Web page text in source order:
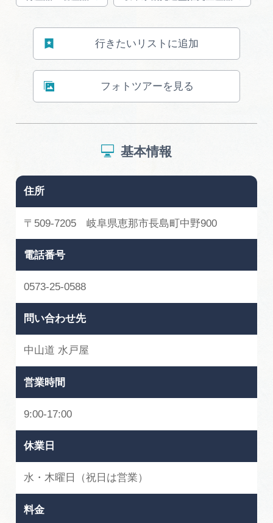
フォトライブラリー
動画ライブラリー
お問い合わせ
運営組織
行きたいリストに追加
フォトツアーを見る
基本情報
住所
〒509-7205 岐阜県恵那市長島町中野900
電話番号
0573-25-0588
問い合わせ先
中山道 水戸屋
営業時間
9:00-17:00
休業日
水・木曜日（祝日は営業）
料金